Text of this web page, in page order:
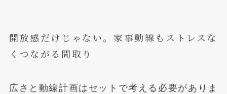
開放感だけじゃない。家事動線もストレスな
くつながる間取り
広さと動線計画はセットで考える必要がありま